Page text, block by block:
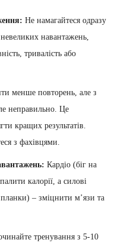
Не намагайтеся одразу
навантажень,
тривалість або
менше повторень, але з
неправильно. Це
кращих результатів.
з фахівцями.
Кардіо (біг на
калорії, а силові
– зміцнити м’язи та
тренування з 5-10